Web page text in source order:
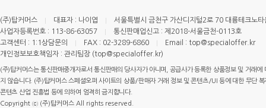
(주)탑커머스 대표자 : 나이엽
서울특별시 금천구 가산디지털2로 70 대륭테크노
사업자등록번호 : 113-86-63057
통신판매업신고 : 제2018-서울금천-0113호
고객센터 : 1:1상담문의
FAX : 02-3289-6860
Email : top@specialoffer.kr
개인정보보호책임자 : 관리팀장 (top@specialoffer.kr)
(주)탑커머스는 통신판매중개자로서 통신판매의 당사자가 아니며, 공급사가 등록한 상품정보 및 거래
지 않습니다. (주)탑커머스 스페셜오퍼 사이트의 상품/판매자 거래 정보 및 콘텐츠/UI 등에 대한 무단
콘텐츠 산업 진흥법 등에 의하여 엄격히 금지합니다.
Copyright ⓒ (주)탑커머스 All rights reserved.